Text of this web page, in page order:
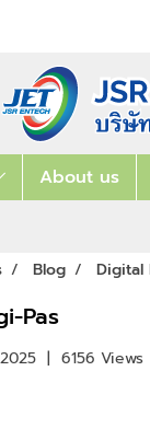
About us
Blog Digital
Pas
| 6156 Views